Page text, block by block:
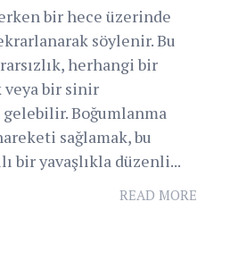
bir hece üzerinde
söylenir. Bu
herhangi bir
veya bir sinir
Boğumlanma
sağlamak, bu
bir yavaşlıkla düzenli...
READ MORE